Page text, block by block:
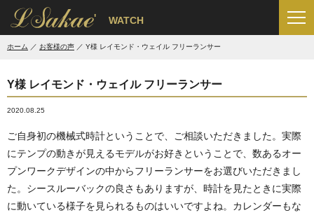
' WATCH
ホーム お客様の声 Y様 レイモンド・ウェイル フリーランサー
Y様 レイモンド・ウェイル フリーランサー
2020.08.25
ご自身初の機械式時計ということで、ご相談いただきました。実際
にテンプの動きが見えるモデルがお好きということで、数あるオー
プンワークデザインの中からフリーランサーをお選びいただきまし
た。シースルーバックの良さもありますが、時計を見たときに実際
に動いている様子を見られるものはいいですよね。カレンダーもな